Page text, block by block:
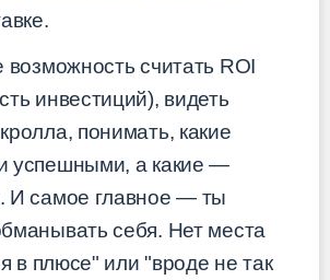
возможность считать ROI
инвестиций), видеть
понимать, какие
успешными, а какие —
И самое главное — ты
себя. Нет места
в плюсе" или "вроде не так